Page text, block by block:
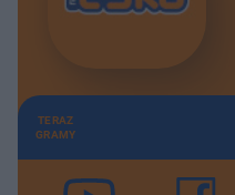
TERAZ
GRAMY